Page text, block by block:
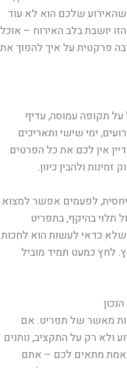
שלכם הוא לא עוד
יושבת בלב האירוח – אוכל
פרקטית על איך להפוך את
על תקופה עמוסה, עדיף
ימי שישי ותאריכים
אין לכם את כל הפרטים
ולהבין כיוון.
לפעמים אפשר למצוא
תלוי בהיקף, בתפריט
כדאי לעשות הוא לחכות
לחץ כמעט תמיד מוביל
מאשר של תפריט. אם
ולא רק על התקציב, נותנים
מתאים לכם – אתם